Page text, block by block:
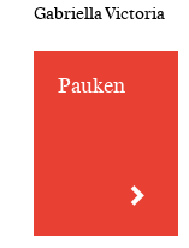
Gabriella Victoria
Pauken